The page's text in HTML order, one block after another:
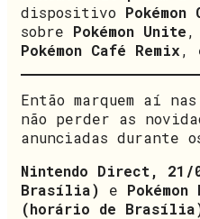
dispositivo Pokémon
sobre Pokémon Unite,
Pokémon Café Remix,
Então marquem aí
não perder as
anunciadas durante
Nintendo Direct,
Brasília) e
(horário de